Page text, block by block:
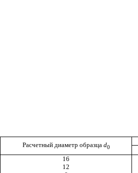
Расчетный диаметр образца d0
16
12